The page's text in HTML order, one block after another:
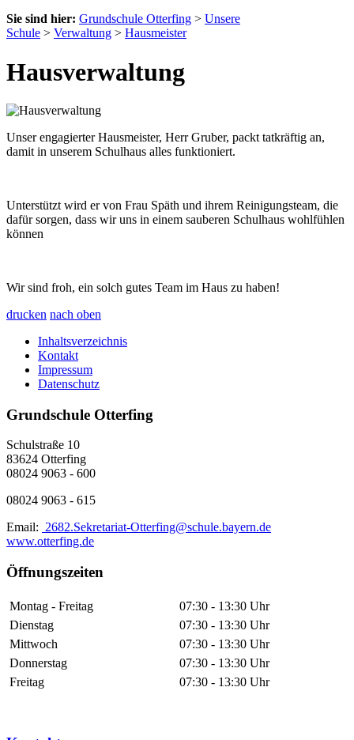
Sie sind hier: Grundschule Otterfing > Unsere
Schule > Verwaltung > Hausmeister
Hausverwaltung
Unser engagierter Hausmeister, Herr Gruber, packt tatkräftig an,
damit in unserem Schulhaus alles funktioniert.
Unterstützt wird er von Frau Späth und ihrem Reinigungsteam, die
dafür sorgen, dass wir uns in einem sauberen Schulhaus wohlfühlen
können
Wir sind froh, ein solch gutes Team im Haus zu haben!
drucken nach oben
Inhaltsverzeichnis
Kontakt
Impressum
Datenschutz
Grundschule Otterfing
Schulstraße 10
83624 Otterfing
08024 9063 - 600
08024 9063 - 615
Email: 2682.Sekretariat-Otterfing@schule.bayern.de
www.otterfing.de
Öffnungszeiten
Montag - Freitag
07:30 - 13:30 Uhr
Dienstag
07:30 - 13:30 Uhr
Mittwoch
07:30 - 13:30 Uhr
Donnerstag
07:30 - 13:30 Uhr
Freitag
07:30 - 13:30 Uhr